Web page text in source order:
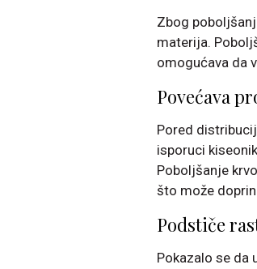
Zbog
materija.
omogućava da
Povećava
Pored
isporuci
Poboljšanje
što može
Podstiče
Pokazalo se da